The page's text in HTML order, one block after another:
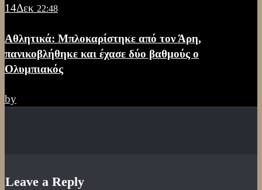
14Δεκ 22:48
Αθλητικά: Μπλοκαρίστηκε από τον Άρη,
πανικοβλήθηκε και έχασε δύο βαθμούς ο
Ολυμπιακός
by
Leave a Reply